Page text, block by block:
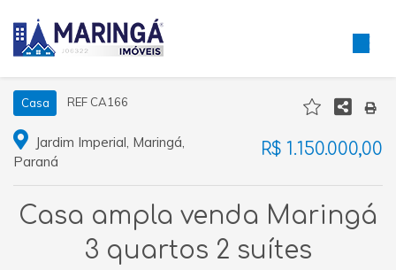
Casa REF CA166
Jardim Imperial, Maringá,
Paraná
R$ 1.150.000,00
Casa ampla venda Maringá
3 quartos 2 suítes